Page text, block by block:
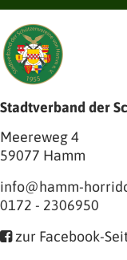
Stadtverband der
Meereweg 4
59077 Hamm
info@hamm-
0172 - 2306950
zur Facebook-